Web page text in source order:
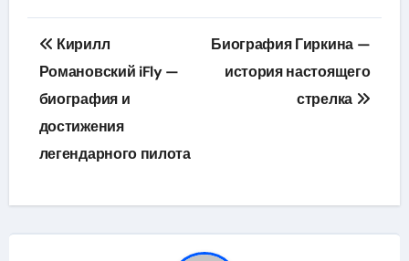
Навигация
по
записям
Кирилл
Романовский iFly —
биография и
достижения
легендарного пилота
Биография Гиркина —
история настоящего
стрелка